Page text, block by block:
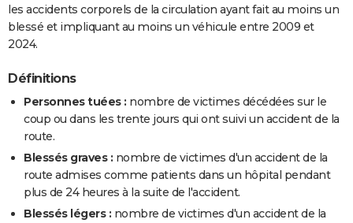
les accidents corporels de la circulation ayant fait au moins un
blessé et impliquant au moins un véhicule entre 2009 et
2024.
Définitions
Personnes tuées : nombre de victimes décédées sur le
coup ou dans les trente jours qui ont suivi un accident de la
route.
Blessés graves : nombre de victimes d'un accident de la
route admises comme patients dans un hôpital pendant
plus de 24 heures à la suite de l'accident.
Blessés légers : nombre de victimes d'un accident de la